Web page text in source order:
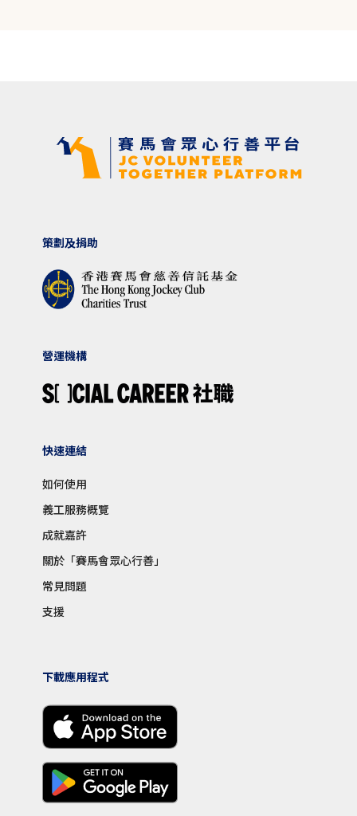
策劃及捐助
營運機構
快速連結
如何使用
義工服務概覽
成就嘉許
關於「賽馬會眾心行善」
常見問題
支援
下載應用程式